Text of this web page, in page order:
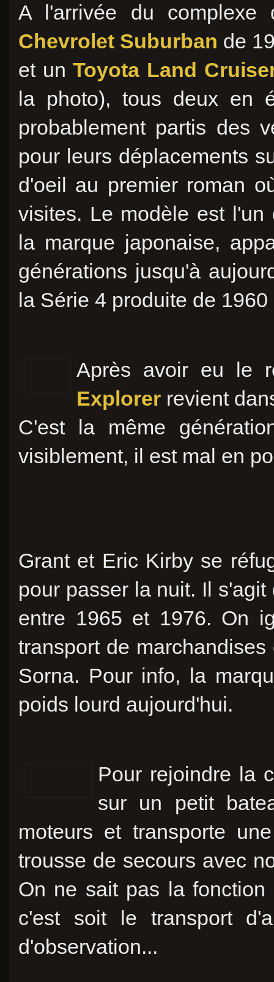
A l'arrivée du
Chevrolet Suburban de
et unToyota Land
la photo), tous deux en
probablement partis des
pour leurs déplacements
d'oeil au premier roman
visites. Le modèle est l'un
la marque japonaise,
générations jusqu'à
la Série 4 produite de 1960
Après avoir eu le
Explorer revient
C'est la même
visiblement, il est mal en
Grant et Eric Kirby se
pour passer la nuit. Il
entre 1965 et 1976. On
transport de
Sorna. Pour info, la
poids lourd aujourd'hui.
Pour rejoindre la
sur un petit
moteurs et transporte
trousse de secours avec
On ne sait pas la
c'est soit le transport
d'observation...